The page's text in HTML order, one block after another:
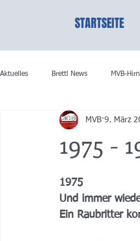
STARTSEITE
Aktuelles Brettl News MVB-
1975 -
MVB 9. März
1975
Und immer
Ein Raubritter